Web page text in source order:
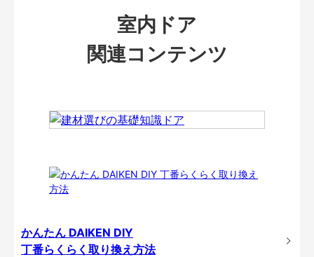
室内ドア
関連コンテンツ
かんたん DAIKEN DIY
丁番らくらく取り換え方法